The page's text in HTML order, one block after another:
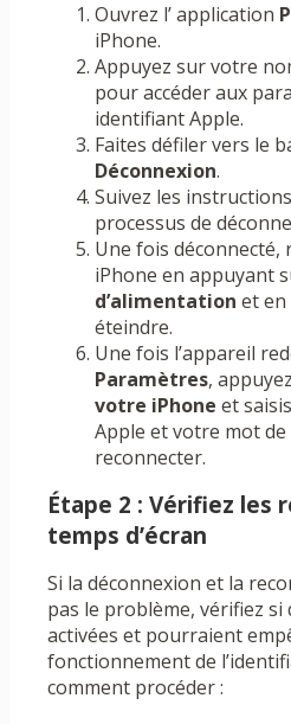
Ouvrez l’ application
iPhone.
Appuyez sur votre
pour accéder aux
identifiant Apple.
Faites défiler vers le
Déconnexion.
Suivez les
processus de
Une fois déconnecté,
iPhone en appuyant
d’alimentation et
éteindre.
Une fois l’appareil
Paramètres,
votre iPhone et
Apple et votre mot
reconnecter.
Étape 2 : Vérifiez les
temps d’écran
Si la déconnexion et la
pas le problème, vérifiez
activées et pourraient
fonctionnement de
comment procéder :